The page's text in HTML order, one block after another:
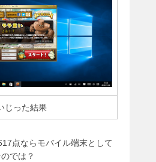
じった結果
点ならモバイル端末として
では？